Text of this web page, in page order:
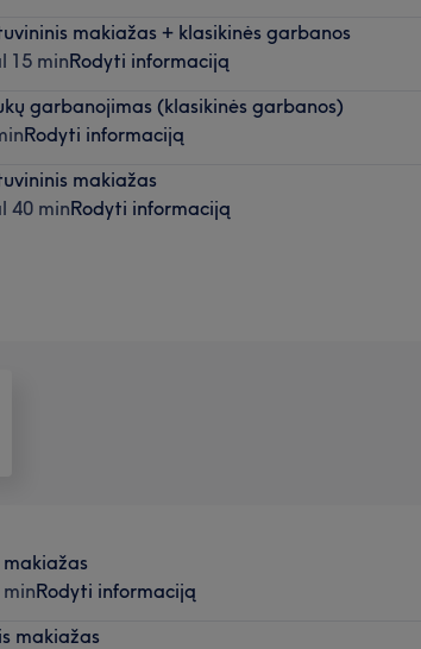
makiažas + klasikinės garbanos
15 minRodyti informaciją
garbanojimas (klasikinės garbanos)
Rodyti informaciją
makiažas
40 minRodyti informaciją
makiažas
Rodyti informaciją
makiažas